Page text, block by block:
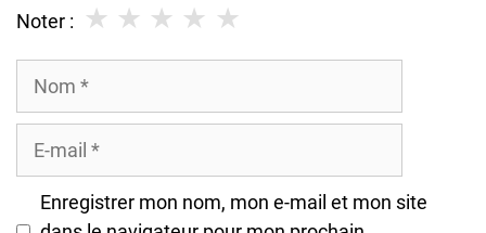
Noter : ★
★
★
★
★
Nom
Enregistrer mon nom, mon e-mail et mon site